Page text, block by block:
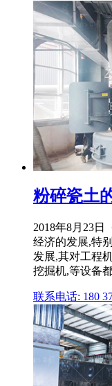
粉碎瓷土
2018年8月23
经济的发展,特
发展,其对工程
挖掘机,等设备
联系电话: 180